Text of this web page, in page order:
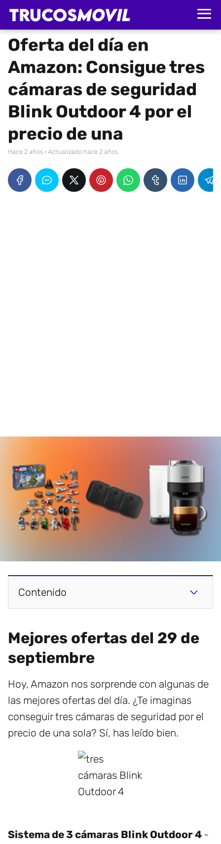
Oferta del día en
Amazon: Consigue tres
cámaras de seguridad
Blink Outdoor 4 por el
precio de una
hace 2 años · Actualizado hace 2 años
Contenido
Mejores ofertas del 29 de
septiembre
Hoy, Amazon nos sorprende con algunas de
las mejores ofertas del día. ¿Te imaginas
conseguir tres cámaras de seguridad por el
precio de una sola? Sí, has leído bien.
Sistema de 3 cámaras Blink Outdoor 4 -